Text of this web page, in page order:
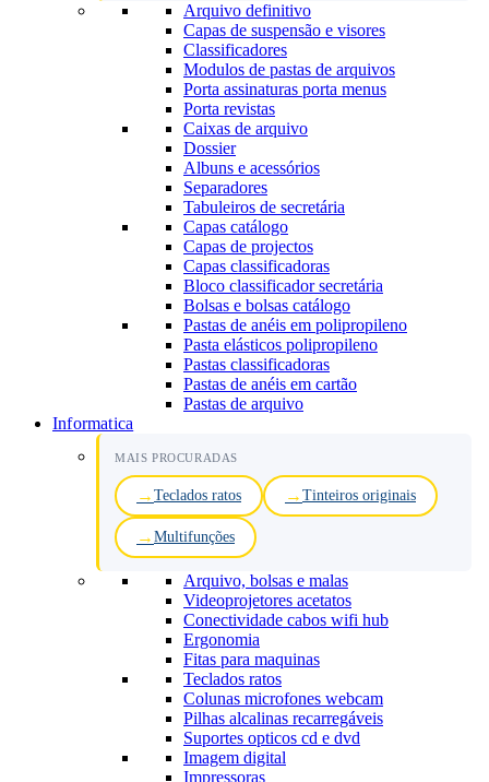
Arquivo definitivo
Capas de suspensão e visores
Classificadores
Modulos de pastas de arquivos
Porta assinaturas porta menus
Porta revistas
Caixas de arquivo
Dossier
Albuns e acessórios
Separadores
Tabuleiros de secretária
Capas catálogo
Capas de projectos
Capas classificadoras
Bloco classificador secretária
Bolsas e bolsas catálogo
Pastas de anéis em polipropileno
Pasta elásticos polipropileno
Pastas classificadoras
Pastas de anéis em cartão
Pastas de arquivo
Informatica
MAIS PROCURADAS
Teclados ratos Tinteiros originais
Multifunções
Arquivo, bolsas e malas
Videoprojetores acetatos
Conectividade cabos wifi hub
Ergonomia
Fitas para maquinas
Teclados ratos
Colunas microfones webcam
Pilhas alcalinas recarregáveis
Suportes opticos cd e dvd
Imagem digital
Impressoras